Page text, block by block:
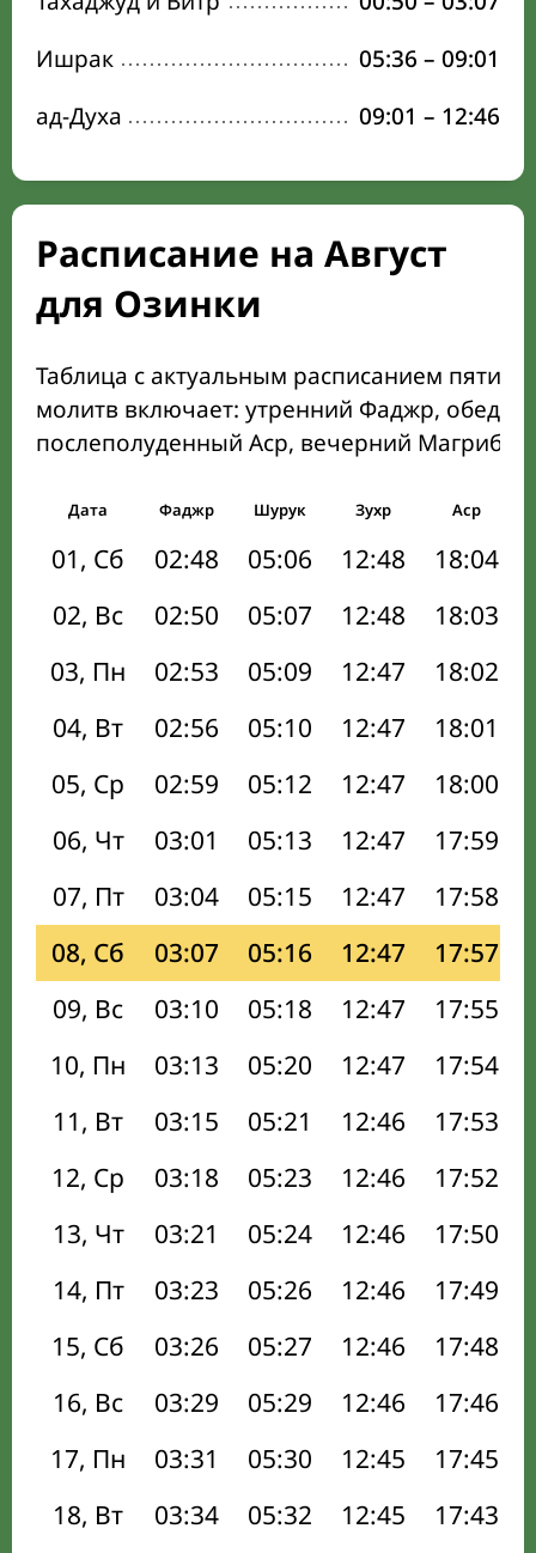
Ишрак
05:36 – 09:01
ад-Духа
09:01 – 12:46
Расписание на Август
для Озинки
Таблица с актуальным расписанием пяти
молитв включает: утренний Фаджр,
послеполуденный Аср, вечерний Магриб
Дата Фаджр Шурук Зухр Аср
01, Сб 02:48 05:06 12:48 18:04
02, Вс
02:50 05:07 12:48 18:03
03, Пн
02:53 05:09 12:47 18:02
04, Вт
02:56 05:10 12:47 18:01
05, Ср
02:59 05:12 12:47 18:00
06, Чт
03:01 05:13 12:47 17:59
07, Пт
03:04 05:15 12:47 17:58
08, Сб
03:07 05:16 12:47 17:57
09, Вс
03:10 05:18 12:47 17:55
10, Пн
03:13 05:20 12:47 17:54
11, Вт
03:15 05:21 12:46 17:53
12, Ср
03:18 05:23 12:46 17:52
13, Чт
03:21 05:24 12:46 17:50
14, Пт
03:23 05:26 12:46 17:49
15, Сб
03:26 05:27 12:46 17:48
16, Вс
03:29 05:29 12:46 17:46
17, Пн
03:31 05:30 12:45 17:45
18, Вт
03:34 05:32 12:45 17:43